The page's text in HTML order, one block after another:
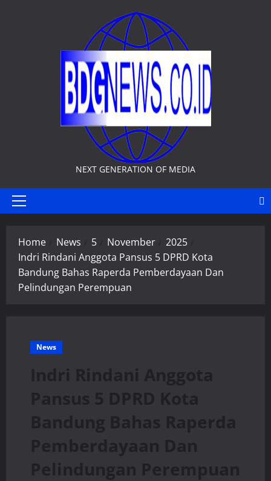
NEXT GENERATION OF MEDIA
Primary
Home News 5 November
2025
Indri Rindani Anggota Pansus 5 DPRD Kota
Bandung Bahas Raperda Pemberdayaan Dan
Pelindungan Perempuan
News
Indri Rindani Anggota
Pansus 5 DPRD Kota
Bandung Bahas Raperda
Pemberdayaan Dan
Pelindungan Perempuan